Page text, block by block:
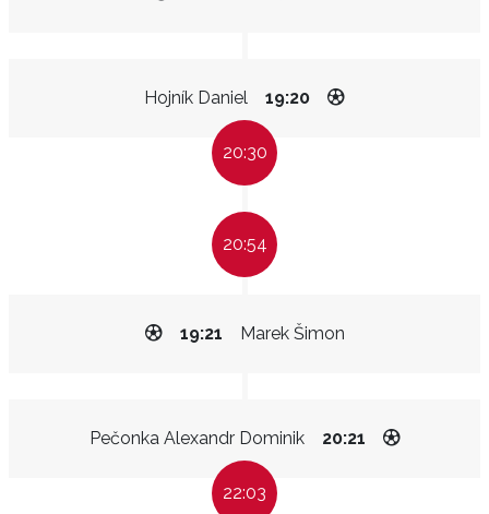
Hojník Daniel 19:20
20:30
20:54
Marek Šimon
19:21
Pečonka Alexandr Dominik 20:21
22:03